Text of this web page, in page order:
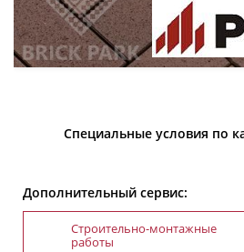
Специальные условия по
Дополнительный сервис:
Строительно-монтажные
работы